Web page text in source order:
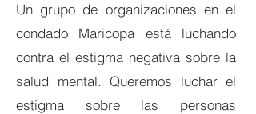
Un grupo de organizaciones en el
condado Maricopa está luchando
contra el estigma negativa sobre la
salud mental. Queremos luchar el
estigma sobre las personas